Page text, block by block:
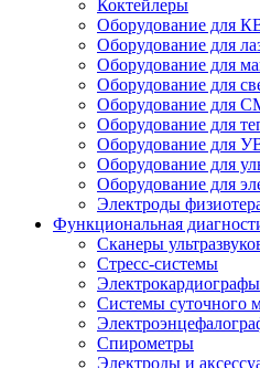
Коктейлеры
Оборудование для
Оборудование для
Оборудование для
Оборудование для
Оборудование для
Оборудование для
Оборудование для
Оборудование для
Оборудование для
Электроды
Функциональная
Сканеры
Стресс-системы
Электрокардиографы
Системы суточного
Спирометры
Электроды и